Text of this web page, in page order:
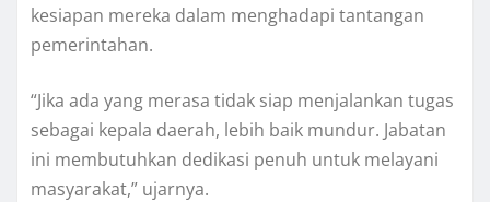
kesiapan mereka dalam menghadapi tantangan
pemerintahan.
“Jika ada yang merasa tidak siap menjalankan tugas
sebagai kepala daerah, lebih baik mundur. Jabatan
ini membutuhkan dedikasi penuh untuk melayani
masyarakat,” ujarnya.